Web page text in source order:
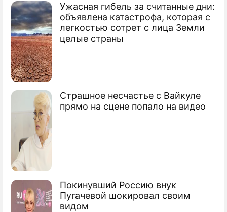
Ужасная гибель за считанные дни:
объявлена катастрофа, которая с
легкостью сотрет с лица Земли
целые страны
Страшное несчастье с Вайкуле
прямо на сцене попало на видео
Покинувший Россию внук
Пугачевой шокировал своим
видом